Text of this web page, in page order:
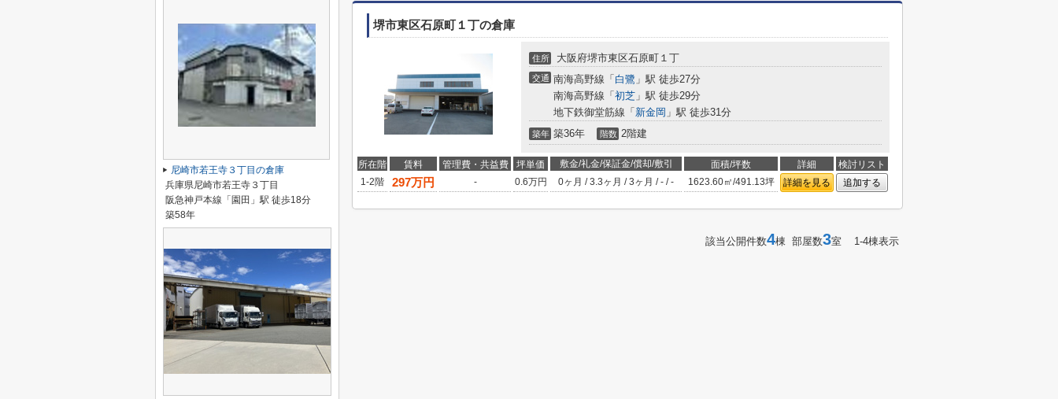
堺市東区石原町１丁の倉庫
住所 大阪府堺市東区石原町１丁
交通 南海高野線「 白鷺 」駅 徒歩27分
南海高野線「 初芝 」駅 徒歩29分
地下鉄御堂筋線「 新金岡 」駅 徒歩31分
築年 築36年 階数 2階建
所在階 賃料 管理費・共益費 坪単価 敷金/礼金/保証金/償却/敷引 面積/坪数 詳細
検討リスト
1-2階
297万円 - 0.6万円 0ヶ月 /3.3ヶ月 /3ヶ月 /- /- 1623.60㎡/491.13坪 詳細を見る 追加する
該当公開件数4棟 部屋数3室 1-4棟表示
尼崎市若王寺３丁目の倉庫
兵庫県尼崎市若王寺３丁目
阪急神戸本線「園田」駅 徒歩18分
築58年